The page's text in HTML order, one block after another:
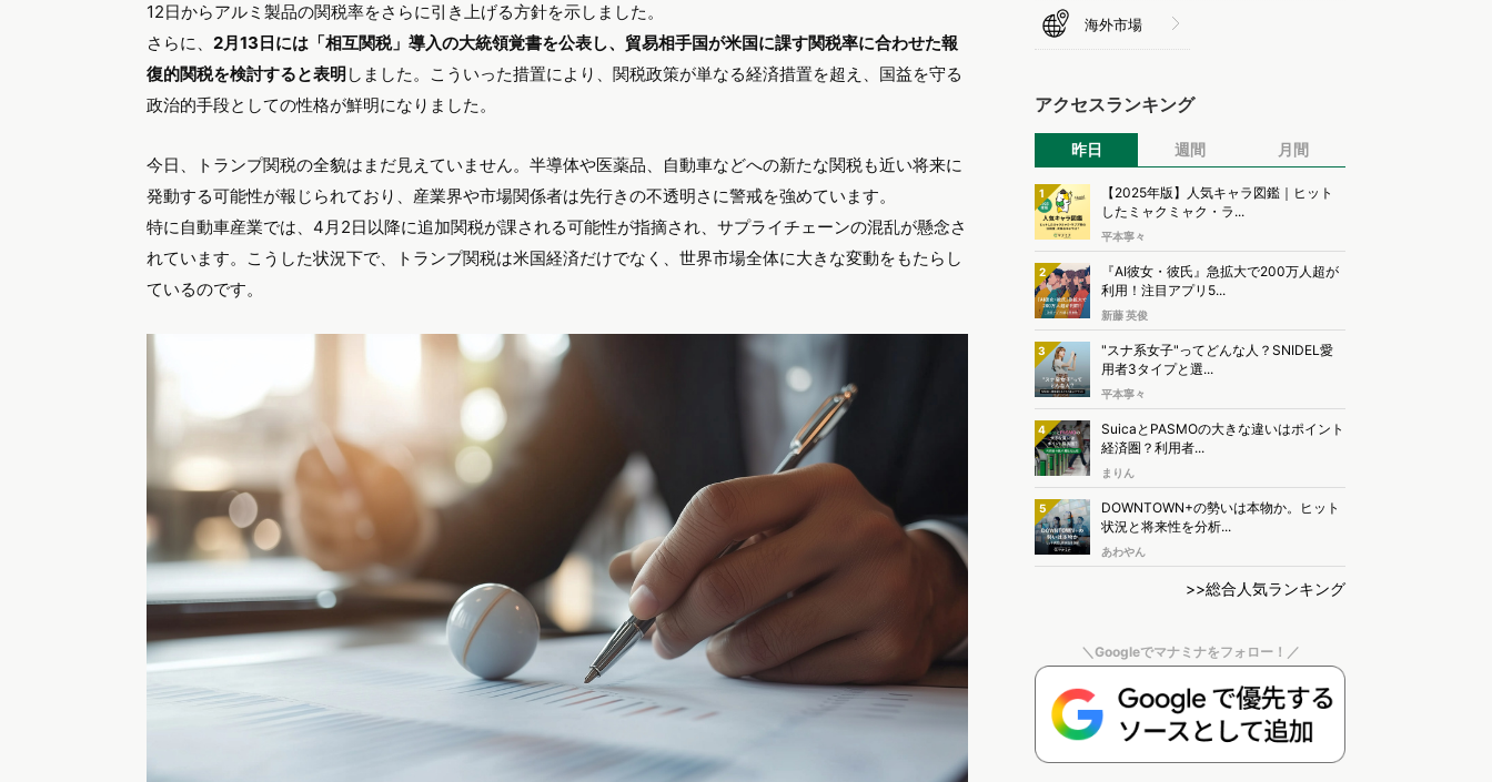
12日からアルミ製品の関税率をさらに引き上げる方針を示しました。
さらに、 2月13日には「相互関税」導入の大統領覚書を公表し、貿易相手国が米国に課す関税率に合わせた報
復的関税を検討すると表明 しました。こういった措置により、関税政策が単なる経済措置を超え、国益を守る
政治的手段としての性格が鮮明になりました。
今日、トランプ関税の全貌はまだ見えていません。半導体や医薬品、自動車などへの新たな関税も近い将来に
発動する可能性が報じられており、産業界や市場関係者は先行きの不透明さに警戒を強めています。
特に自動車産業では、4月2日以降に追加関税が課される可能性が指摘され、サプライチェーンの混乱が懸念さ
れています。こうした状況下で、トランプ関税は米国経済だけでなく、世界市場全体に大きな変動をもたらし
ているのです。
海外市場
アクセスランキング
昨日 週間 月間
1
【2025年版】人気キャラ図鑑｜ヒット
したミャクミャク・ラ...
平本寧々
2
『AI彼女・彼氏』急拡大で200万人超が
利用！注目アプリ5...
新藤 英俊
3
"スナ系女子"ってどんな人？SNIDEL愛
用者3タイプと選...
平本寧々
4
SuicaとPASMOの大きな違いはポイント
経済圏？利用者...
まりん
5
DOWNTOWN+の勢いは本物か。ヒット
状況と将来性を分析...
あわやん
>>総合人気ランキング
＼Googleでマナミナをフォロー！／